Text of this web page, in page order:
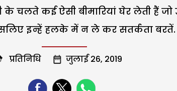
के चलते कई ऐसी बीमारियां घेर लेती हैं
इन्हें हलके में न ले कर सतर्कता बरतें.
प्रतिनिधि जुलाई 26, 2019